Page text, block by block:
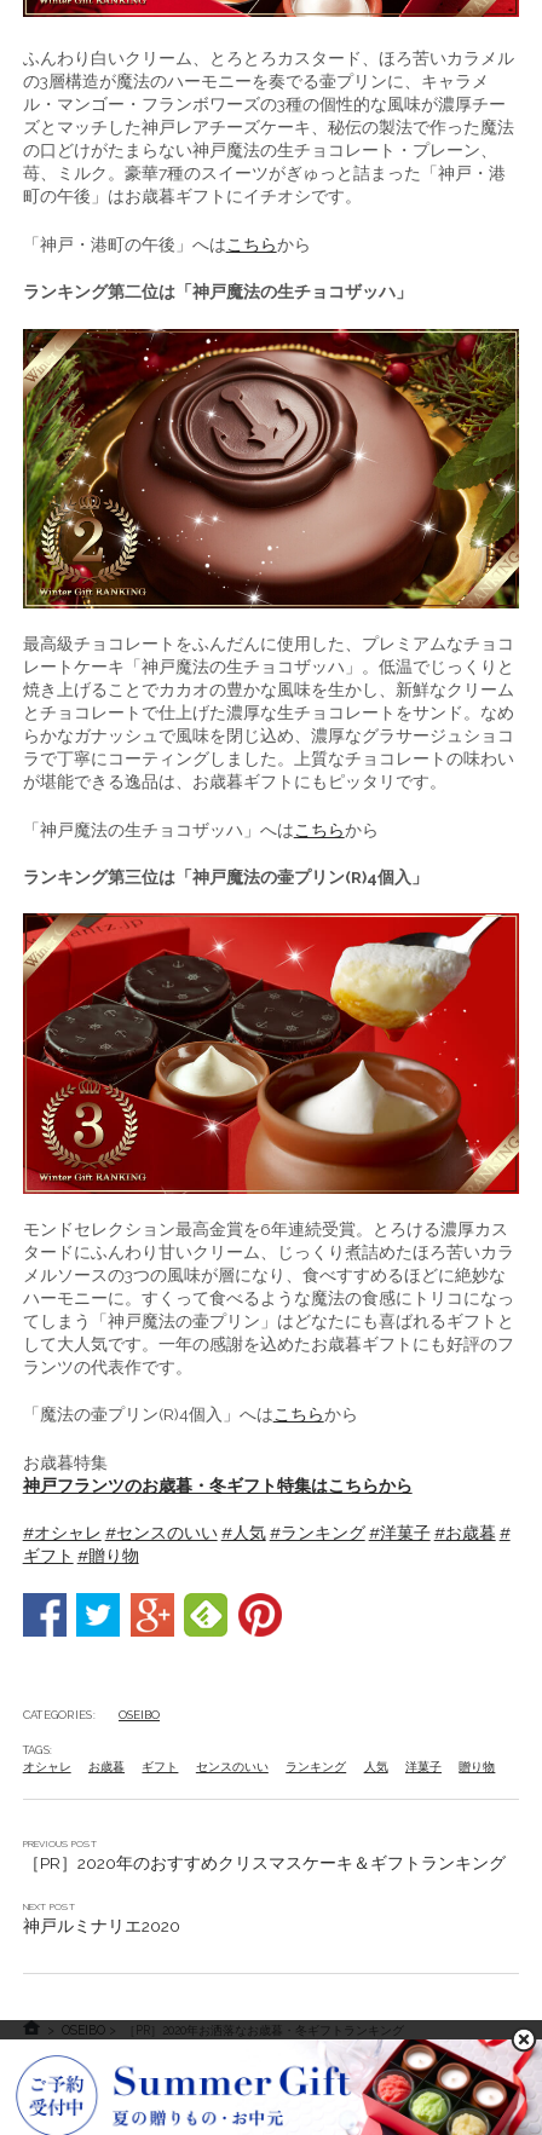
ふんわり白いクリーム、とろとろカスタード、ほろ苦いカラメル
の3層構造が魔法のハーモニーを奏でる壷プリンに、キャラメ
ル・マンゴー・フランボワーズの3種の個性的な風味が濃厚チー
ズとマッチした神戸レアチーズケーキ、秘伝の製法で作った魔法
の口どけがたまらない神戸魔法の生チョコレート・プレーン、
苺、ミルク。豪華7種のスイーツがぎゅっと詰まった「神戸・港
町の午後」はお歳暮ギフトにイチオシです。
「神戸・港町の午後」へはこちらから
ランキング第二位は「神戸魔法の生チョコザッハ」
最高級チョコレートをふんだんに使用した、プレミアムなチョコ
レートケーキ「神戸魔法の生チョコザッハ」。低温でじっくりと
焼き上げることでカカオの豊かな風味を生かし、新鮮なクリーム
とチョコレートで仕上げた濃厚な生チョコレートをサンド。なめ
らかなガナッシュで風味を閉じ込め、濃厚なグラサージュショコ
ラで丁寧にコーティングしました。上質なチョコレートの味わい
が堪能できる逸品は、お歳暮ギフトにもピッタリです。
「神戸魔法の生チョコザッハ」へはこちらから
ランキング第三位は「神戸魔法の壷プリン(R)4個入」
モンドセレクション最高金賞を6年連続受賞。とろける濃厚カス
タードにふんわり甘いクリーム、じっくり煮詰めたほろ苦いカラ
メルソースの3つの風味が層になり、食べすすめるほどに絶妙な
ハーモニーに。すくって食べるような魔法の食感にトリコになっ
てしまう「神戸魔法の壷プリン」はどなたにも喜ばれるギフトと
して大人気です。一年の感謝を込めたお歳暮ギフトにも好評のフ
ランツの代表作です。
「魔法の壷プリン(R)4個入」へはこちらから
お歳暮特集
神戸フランツのお歳暮・冬ギフト特集はこちらから
#オシャレ #センスのいい #人気 #ランキング #洋菓子 #お歳暮 #
ギフト #贈り物
CATEGORIES: OSEIBO
TAGS:
オシャレ
お歳暮 ギフト センスのいい ランキング 人気 洋菓子 贈り物
PREVIOUS POST
［PR］2020年のおすすめクリスマスケーキ＆ギフトランキング
NEXT POST
神戸ルミナリエ2020
> OSEIBO> ［PR］2020年お洒落なお歳暮・冬ギフトランキング
POWARED BY KOBE FRANTZ
画像出典：